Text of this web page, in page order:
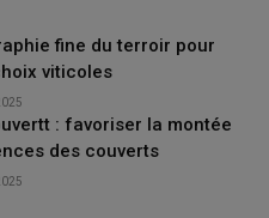
fine du terroir pour
viticoles
: favoriser la montée
des couverts